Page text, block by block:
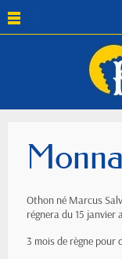
Othon né Marcus
régnera du 15 janvier
3 mois de règne pour